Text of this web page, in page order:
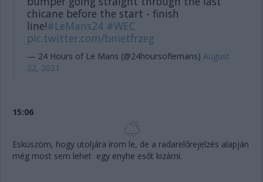
chicane before the start - finish
line!#LeMans24 #WEC
pic.twitter.com/bnietfrzeg
— 24 Hours of Le Mans (@24hoursoflemans) August
22, 2021
15:06
Esküszöm, hogy utoljára írom le, de a radarelőrejelzés alapján
még most sem lehet egy enyhe esőt kizárni.